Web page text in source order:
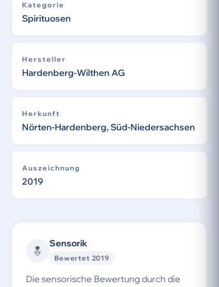
Kategorie
Spirituosen
Hersteller
Hardenberg-Wilthen AG
Herkunft
Nörten-Hardenberg, Süd-Niedersachsen
Auszeichnung
2019
Sensorik
Bewertet 2019
Die sensorische Bewertung durch die